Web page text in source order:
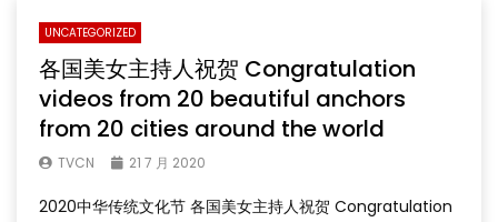
UNCATEGORIZED
各国美女主持人祝贺 Congratulation
videos from 20 beautiful anchors
from 20 cities around the world
TVCN 21 7 月 2020
2020中华传统文化节 各国美女主持人祝贺 Congratulation